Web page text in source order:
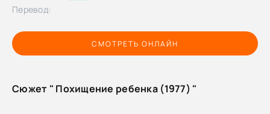
СМОТРЕТЬ ОНЛАЙН
Перевод:
Сюжет " Похищение ребенка (1977) "